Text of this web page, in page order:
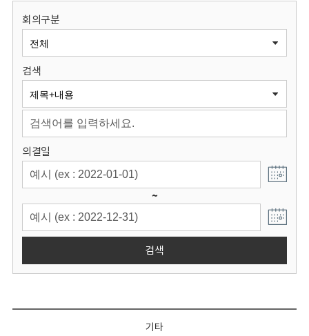
원
회
회의구분
검색
의결일
~
검색
기타